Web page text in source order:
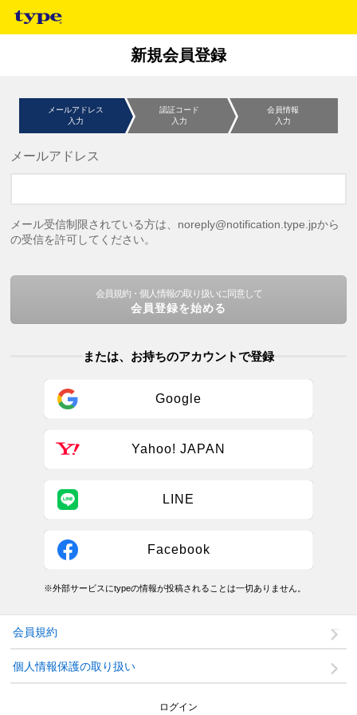
新規会員登録
メールアドレス
入力
認証コード
入力
会員情報
入力
メールアドレス
メール受信制限されている方は、noreply@notification.type.jpから
の受信を許可してください。
会員規約・個人情報の取り扱いに同意して
会員登録を始める
または、お持ちのアカウントで登録
Google
Yahoo! JAPAN
LINE
Facebook
※外部サービスにtypeの情報が投稿されることは一切ありません。
会員規約
個人情報保護の取り扱い
ログイン